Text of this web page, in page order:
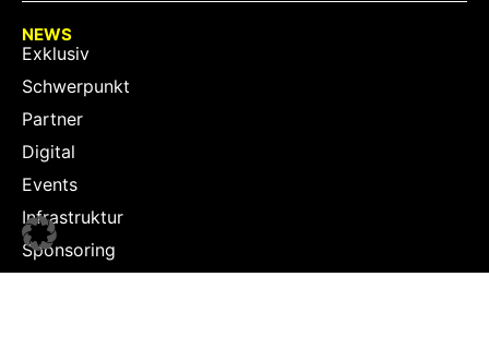
NEWS
Exklusiv
Schwerpunkt
Partner
Digital
Events
Infrastruktur
Sponsoring